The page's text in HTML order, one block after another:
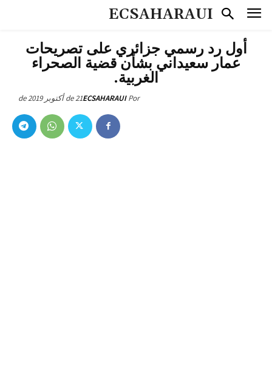
ECSAHARAUI
أول رد رسمي جزائري على تصريحات
عمار سعيداني بشأن قضية الصحراء
الغربية.
Por
ECSAHARAUI21 de أكتوبر de 2019